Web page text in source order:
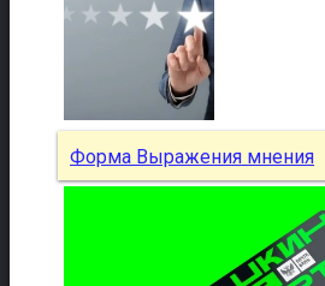
Форма Выражения мнения